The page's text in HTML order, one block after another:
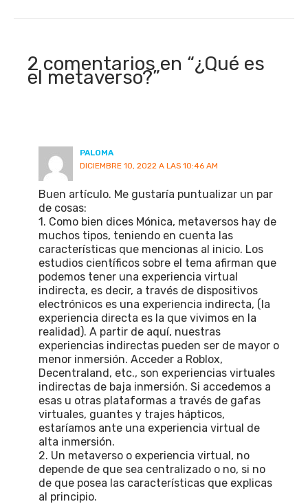
2 comentarios en “¿Qué es
el metaverso?”
PALOMA
DICIEMBRE 10, 2022 A LAS 10:46 AM
Buen artículo. Me gustaría puntualizar un par
de cosas:
1. Como bien dices Mónica, metaversos hay de
muchos tipos, teniendo en cuenta las
características que mencionas al inicio. Los
estudios científicos sobre el tema afirman que
podemos tener una experiencia virtual
indirecta, es decir, a través de dispositivos
electrónicos es una experiencia indirecta, (la
experiencia directa es la que vivimos en la
realidad). A partir de aquí, nuestras
experiencias indirectas pueden ser de mayor o
menor inmersión. Acceder a Roblox,
Decentraland, etc., son experiencias virtuales
indirectas de baja inmersión. Si accedemos a
esas u otras plataformas a través de gafas
virtuales, guantes y trajes hápticos,
estaríamos ante una experiencia virtual de
alta inmersión.
2. Un metaverso o experiencia virtual, no
depende de que sea centralizado o no, si no
de que posea las características que explicas
al principio.